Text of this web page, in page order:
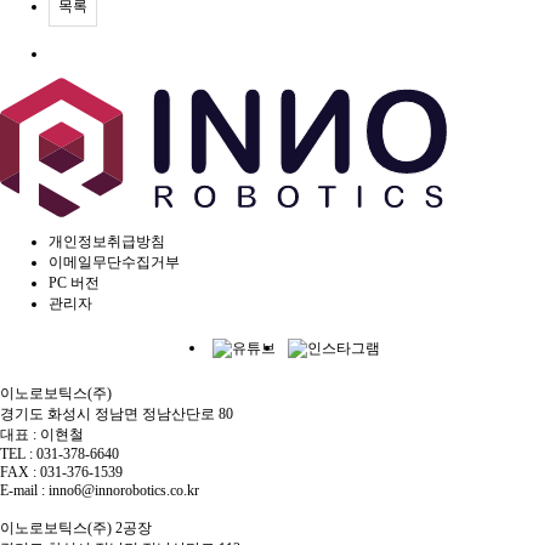
목록
개인정보취급방침
이메일무단수집거부
PC 버전
관리자
이노로보틱스(주)
경기도 화성시 정남면 정남산단로 80
대표 : 이현철
TEL : 031-378-6640
FAX : 031-376-1539
E-mail : inno6@innorobotics.co.kr
이노로보틱스(주) 2공장